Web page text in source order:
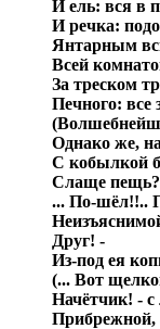
И ель: вся в
И речка:
Янтарным
Всей
За треском
Печного: все
Однако же,
С кобылкой
Слаще
... По-шёл!!..
Друг! -
Из-под ея
(... Вот
Начётчик! - с
Прибрежной,